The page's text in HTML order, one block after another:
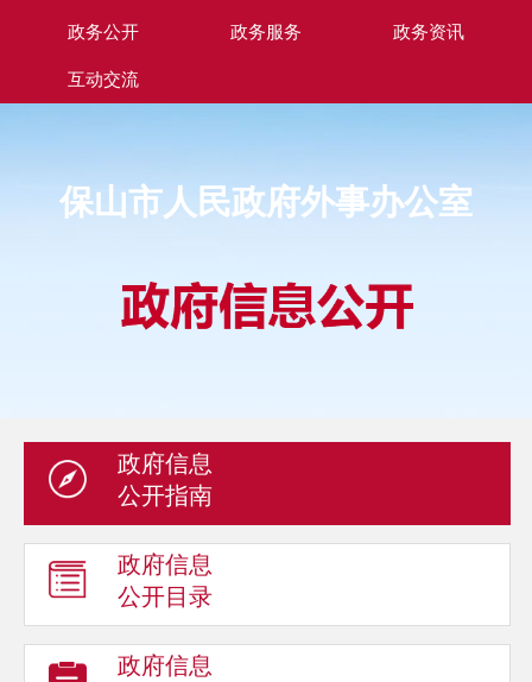
政务公开 政务服务 政务资讯
互动交流
保山市人民政府外事办公室
政府信息
公开指南
政府信息
公开目录
政府信息